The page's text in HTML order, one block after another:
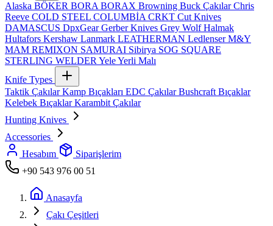
Alaska BÖKER BORA BORAX Browning Buck ÇakılarChris
Reeve COLD STEEL COLUMBİA CRKT Cut Knives
DAMASCUS DpxGearGerber Knives Grey WolfHalmak
Hultafors Kershaw Lanmark LEATHERMAN LedlenserM&Y
MAM REMIXON SAMURAI Sibirya SOG SQUARE
STERLING WELDER YeleYerli Malı
Knife Types
Taktik ÇakılarKamp Bıçakları EDC ÇakılarBushcraft Bıçaklar
Kelebek BıçaklarKarambit Çakılar
Hunting Knives
Accessories
Hesabım
Siparişlerim
+90 543 976 00 51
Anasayfa
Çakı Çeşitleri